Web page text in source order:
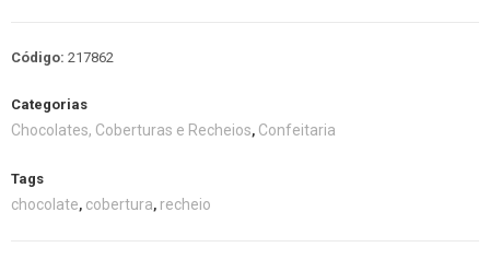
Código: 217862
Categorias
Chocolates, Coberturas e Recheios, Confeitaria
Tags
chocolate, cobertura, recheio